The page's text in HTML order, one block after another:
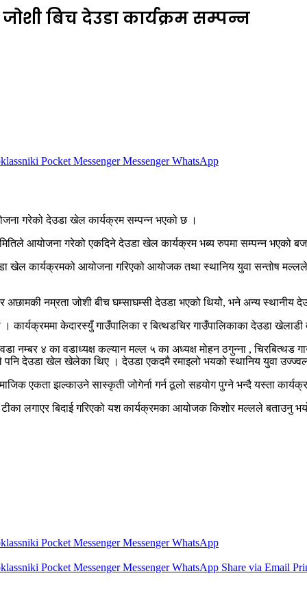
बिच देउडा कार्यक्रम सम्पन्न
Pocket Messenger Messenger WhatsApp
गरेको देउडा खेल कार्यक्रम सम्पन्न भएको छ ।
आयोजना गरेको एकदिने देउडा खेल कार्यक्रम भब्य रुपमा सम्पन्न भएको
खेल कार्यक्रमको आयोजना गरिएको आयोजक तथा स्थानिय युवा सन्तोष
नम्रता जोशी बीच घम्साघम्सी देउडा भएको थियोे, भने अन्य स्थानीय
कार्यक्रममा केदारस्युँ गाउँपालिका र बित्थडचिर गाउँपालिकाका देउडा
नम्बर ४ का वडाध्यक्ष कल्यान मल्ल ५ का अध्यक्ष मोहन ठगुन्ना , चिरबित्थड
देउडा खेल खेलेका थिए । देउडा एकदमै रमाइलो भयको स्थानिय युवा
एकता झल्काउने सास्कृती जोगेर्ना गर्न ठूलो सहयोग पुग्ने भन्दै यस्ता
लगाएर बिदाई गरिएको यश कार्यक्रमका आयोजक किशोर मल्लले बताउनु
Pocket Messenger Messenger WhatsApp
Pocket Messenger Messenger WhatsApp Share via Email